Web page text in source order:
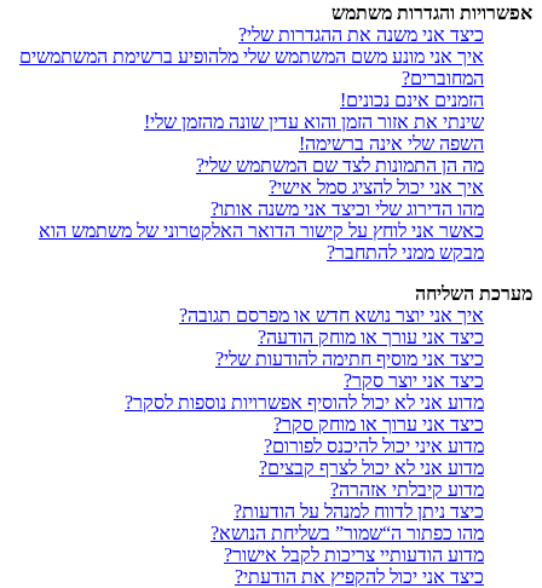
אפשרויות והגדרות משתמש
כיצד אני משנה את ההגדרות שלי?
איך אני מונע משם המשתמש שלי מלהופיע ברשימת המשתמשים
המחוברים?
הזמנים אינם נכונים!
שינתי את אזור הזמן והוא עדין שונה מהזמן שלי!
השפה שלי אינה ברשימה!
מה הן התמונות לצד שם המשתמש שלי?
איך אני יכול להציג סמל אישי?
מהו הדירוג שלי וכיצד אני משנה אותו?
כאשר אני לוחץ על קישור הדואר האלקטרוני של משתמש הוא
מבקש ממני להתחבר?
מערכת השליחה
איך אני יוצר נושא חדש או מפרסם תגובה?
כיצד אני עורך או מוחק הודעה?
כיצד אני מוסיף חתימה להודעות שלי?
כיצד אני יוצר סקר?
מדוע אני לא יכול להוסיף אפשרויות נוספות לסקר?
כיצד אני ערוך או מוחק סקר?
מדוע איני יכול להיכנס לפורום?
מדוע אני לא יכול לצרף קבצים?
מדוע קיבלתי אזהרה?
כיצד ניתן לדווח למנהל על הודעות?
מהו כפתור ה“שמור” בשליחת הנושא?
מדוע הודעותיי צריכות לקבל אישור?
כיצד אני יכול להקפיץ את הודעתי?